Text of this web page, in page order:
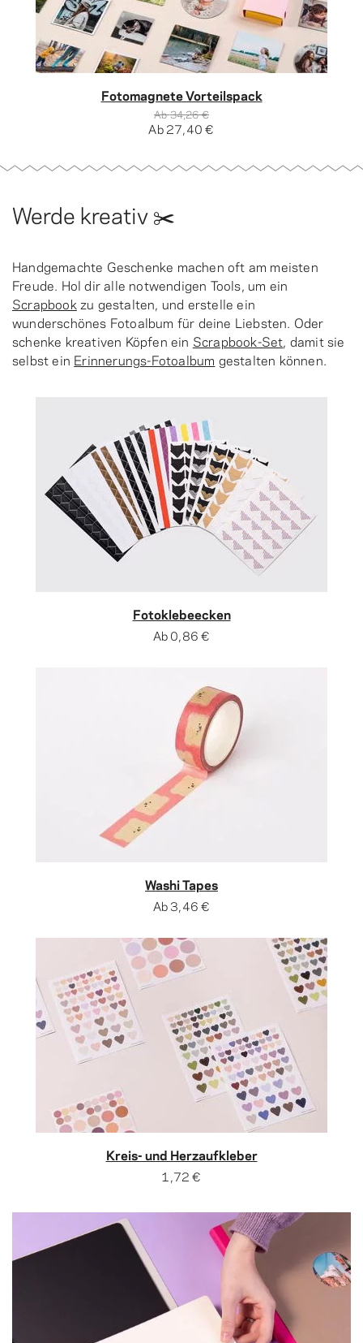
Fotomagnete Vorteilspack
Ab34,26 €
Ab27,40 €
Werde kreativ ✂️
Handgemachte Geschenke machen oft am meisten
Freude. Hol dir alle notwendigen Tools, um ein
Scrapbook zu gestalten, und erstelle ein
wunderschönes Fotoalbum für deine Liebsten. Oder
schenke kreativen Köpfen ein Scrapbook-Set, damit sie
selbst ein Erinnerungs-Fotoalbum gestalten können.
Fotoklebeecken
Ab0,86 €
Washi Tapes
Ab3,46 €
Kreis- und Herzaufkleber
1,72 €